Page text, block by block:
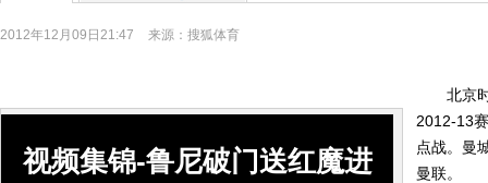
2012年12月09日21:47 来源： 搜狐体育
视频集锦-鲁尼破门送红魔进
北京时
2012-13
点战。曼
曼联。